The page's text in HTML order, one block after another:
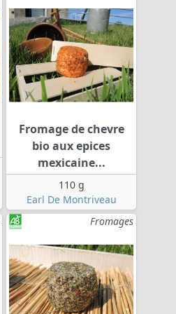
Fromage de chevre
bio aux epices
mexicaine...
110 g
Earl De Montriveau
Fromages